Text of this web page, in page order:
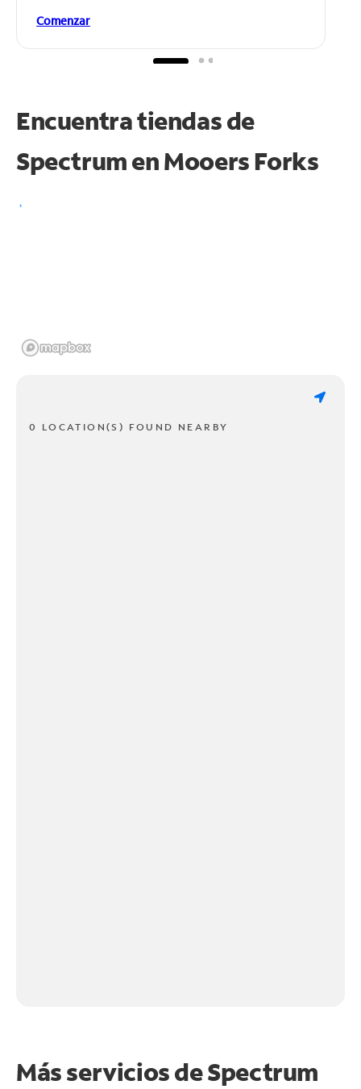
Comenzar
Encuentra tiendas de
Spectrum enMooers Forks
0 LOCATION(S) FOUND NEARBY
Más servicios de Spectrum